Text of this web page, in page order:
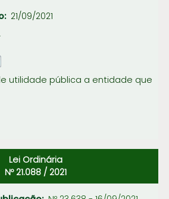
21/09/2021
utilidade pública a entidade que
Lei Ordinária
Nº 21.088 / 2021